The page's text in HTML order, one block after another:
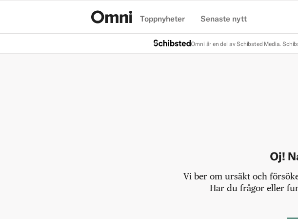
Toppnyheter Senaste nytt
Omni är en del av Schibsted Media.
Oj!
Vi ber om ursäkt och
Har du frågor eller